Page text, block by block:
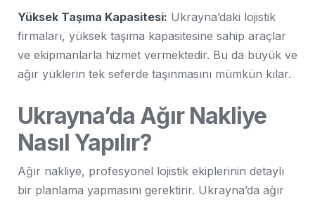
Yüksek Taşıma Kapasitesi: Ukrayna’daki lojistik
firmaları, yüksek taşıma kapasitesine sahip araçlar
ve ekipmanlarla hizmet vermektedir. Bu da büyük ve
ağır yüklerin tek seferde taşınmasını mümkün kılar.
Ukrayna’da Ağır Nakliye
Nasıl Yapılır?
Ağır nakliye, profesyonel lojistik ekiplerinin detaylı
bir planlama yapmasını gerektirir. Ukrayna’da ağır